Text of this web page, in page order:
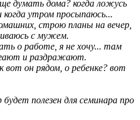
думать дома? когда ложусь
когда утром просыпаюсь...
строю планы на вечер,
с мужем.
о работе, я не хочу... там
и раздражают.
он рядом, о ребенке? вот
полезен для семинара про